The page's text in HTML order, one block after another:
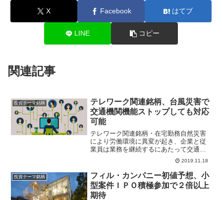
X Facebook はてブ
LINE コピー
関連記事
投資テーマ銘柄
テレワーク関連銘柄、台風災害で
交通機関機能ストップしても対応
可能
テレワーク関連銘柄・在宅勤務自然災害
により労働環境に異変が起き、企業と従
業員は業務を継続するにあたって交通機
関がストップしても、柔軟に対応できる
テレワークに注目が高まっている。テレ
ワークとは離れた場所でも通信技術を活
用して、場所と時間の制約...
2019.11.18
投資テーマ銘柄
フィル・カンパニー初値予想、小
型案件ＩＰＯ積極参加で２倍以上
期待